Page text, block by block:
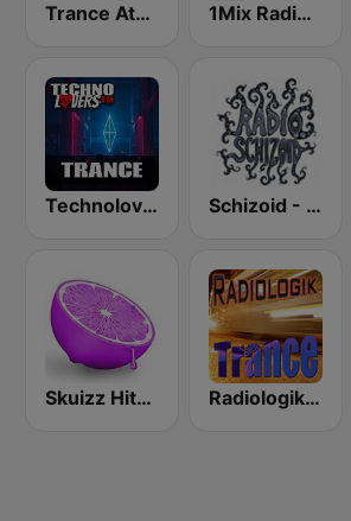
Trance Athena 1Mix Radio - Trance
Technolovers - TRANCE Schizoid - Psychedelic Trance
Skuizz Hits Trance Radiologik Trance